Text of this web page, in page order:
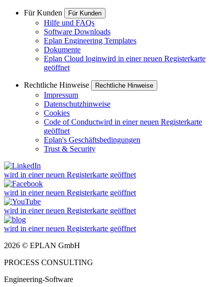
Für Kunden Für Kunden
Hilfe und FAQs
Software Downloads
Eplan Engineering Templates
Dokumente
Eplan Cloud loginwird in einer neuen Registerkarte
geöffnet
Rechtliche Hinweise Rechtliche Hinweise
Impressum
Datenschutzhinweise
Cookies
Code of Conductwird in einer neuen Registerkarte
geöffnet
Eplan's Geschäftsbedingungen
Trust & Security
wird in einer neuen Registerkarte geöffnet
wird in einer neuen Registerkarte geöffnet
wird in einer neuen Registerkarte geöffnet
wird in einer neuen Registerkarte geöffnet
2026 © EPLAN GmbH
PROCESS CONSULTING
Engineering-Software